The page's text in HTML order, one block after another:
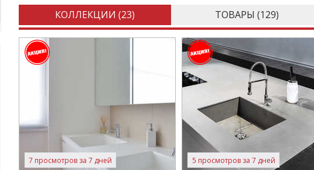
КОЛЛЕКЦИИ (23) ТОВАРЫ (129)
7 просмотров за 7 дней 5 просмотров за 7 дней